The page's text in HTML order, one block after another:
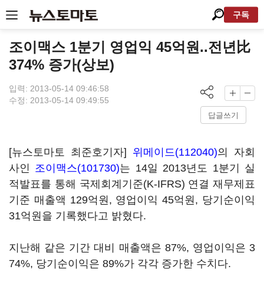
구독
조이맥스 1분기 영업익 45억원..전년比
374% 증가(상보)
입력: 2013-05-14 09:46:58
수정: 2013-05-14 09:49:55
답글쓰기
[뉴스토마토 최준호기자] 위메이드(112040)의 자회
사인 조이맥스(101730)는 14일 2013년도 1분기 실
적발표를 통해 국제회계기준(K-IFRS) 연결 재무제표
기준 매출액 129억원, 영업이익 45억원, 당기순이익
31억원을 기록했다고 밝혔다.
지난해 같은 기간 대비 매출액은 87%, 영업이익은 3
74%, 당기순이익은 89%가 각각 증가한 수치다.